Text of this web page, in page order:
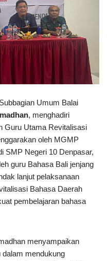
Umum Balai
, menghadiri
Guru Utama Revitalisasi
oleh MGMP
SMP Negeri 10 Denpasar,
guru Bahasa Bali jenjang
lanjut pelaksanaan
Bahasa Daerah
pembelajaran bahasa
menyampaikan
mendukung